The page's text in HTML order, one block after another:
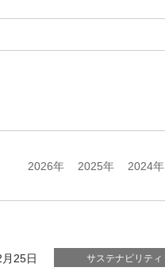
2026年 2025年 2024年
25日 サステナビリティ